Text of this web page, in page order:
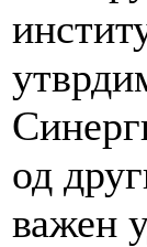
од
важен